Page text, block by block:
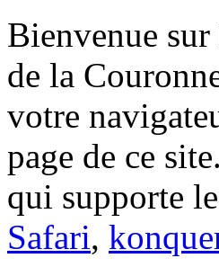
Bienvenue
de la
votre
page de ce
qui supporte
Safari,